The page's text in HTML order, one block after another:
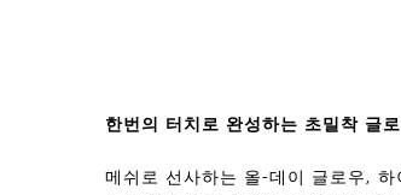
한번의 터치로 완성하는 초밀착 글
메쉬로 선사하는 올-데이 글로우,